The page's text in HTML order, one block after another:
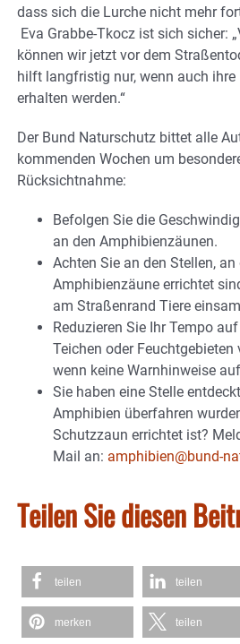
dass sich die Lurche nicht mehr
Eva Grabbe-Tkocz ist sich sicher:
können wir jetzt vor dem
hilft langfristig nur, wenn auch ihre
erhalten werden.“
Der Bund Naturschutz bittet alle
kommenden Wochen um
Rücksichtnahme:
Befolgen Sie die
an den Amphibienzäunen.
Achten Sie an den Stellen, an
Amphibienzäune errichtet
am Straßenrand Tiere
Reduzieren Sie Ihr Tempo
Teichen oder Feuchtgebieten
wenn keine Warnhinweise
Sie haben eine Stelle
Amphibien überfahren
Schutzzaun errichtet ist?
Mail an: amphibien@bund-
Teilen Sie diesen
teilen teilen
merken teilen